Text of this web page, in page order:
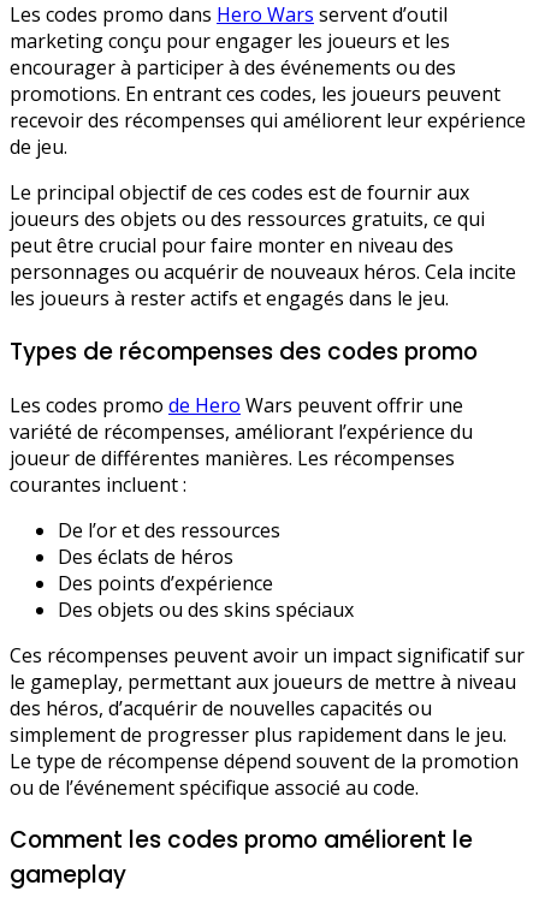
Les codes promo dans Hero Wars servent d’outil
marketing conçu pour engager les joueurs et les
encourager à participer à des événements ou des
promotions. En entrant ces codes, les joueurs peuvent
recevoir des récompenses qui améliorent leur expérience
de jeu.
Le principal objectif de ces codes est de fournir aux
joueurs des objets ou des ressources gratuits, ce qui
peut être crucial pour faire monter en niveau des
personnages ou acquérir de nouveaux héros. Cela incite
les joueurs à rester actifs et engagés dans le jeu.
Types de récompenses des codes promo
Les codes promo de Hero Wars peuvent offrir une
variété de récompenses, améliorant l’expérience du
joueur de différentes manières. Les récompenses
courantes incluent :
De l’or et des ressources
Des éclats de héros
Des points d’expérience
Des objets ou des skins spéciaux
Ces récompenses peuvent avoir un impact significatif sur
le gameplay, permettant aux joueurs de mettre à niveau
des héros, d’acquérir de nouvelles capacités ou
simplement de progresser plus rapidement dans le jeu.
Le type de récompense dépend souvent de la promotion
ou de l’événement spécifique associé au code.
Comment les codes promo améliorent le
gameplay